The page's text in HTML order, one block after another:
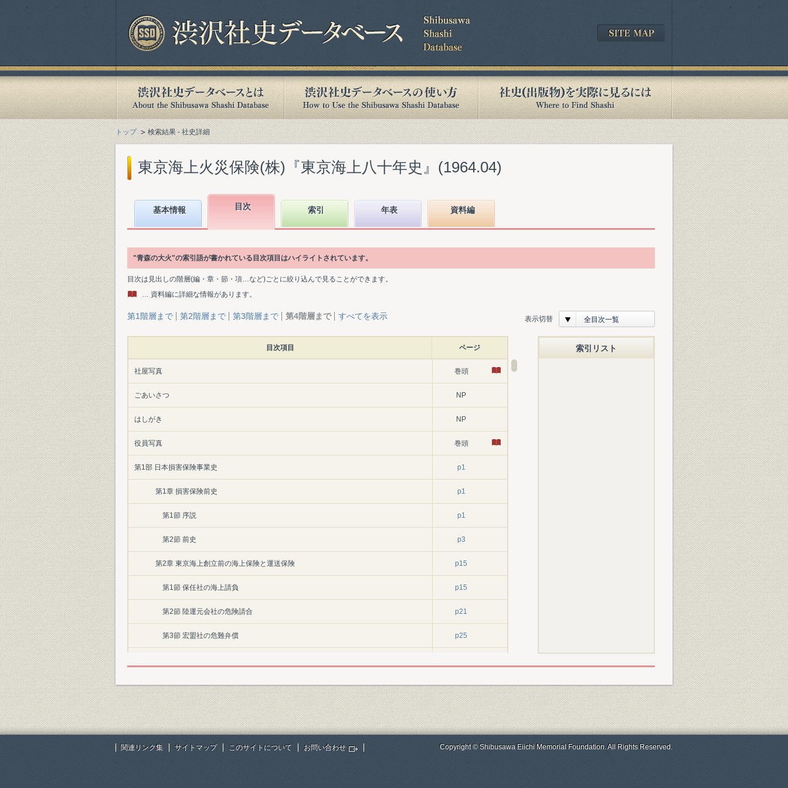
トップ 検索結果 - 社史詳細
東京海上火災保険(株)『東京海上八十年史』(1964.04)
基本情報 目次 索引 年表 資料編
"青森の大火"の索引語が書かれている目次項目はハイライトされています。
目次は見出しの階層(編・章・節・項…など)ごとに絞り込んで見ることができます。
… 資料編に詳細な情報があります。
第1階層まで 第2階層まで 第3階層まで 第4階層まで すべてを表示 表示切替 全目次一覧
目次項目 ページ
社屋写真 巻頭
ごあいさつ NP
はしがき NP
役員写真 巻頭
第1部 日本損害保険事業史 p1
第1章 損害保険前史 p1
第1節 序説 p1
第2節 前史 p3
第2章 東京海上創立前の海上保険と運送保険 p15
第1節 保任社の海上請負 p15
第2節 陸運元会社の危険請合 p21
第3節 宏盟社の危難弁償 p25
第5節 外国保険会社による海上保険 p40
第3章 東京海上の創立 p47
第4章 明治前期の損害保険 p54
索引リスト
関連リンク集 サイトマップ このサイトについて お問い合わせ Copyright © Shibusawa Eiichi Memorial Foundation. All Rights Reserved.